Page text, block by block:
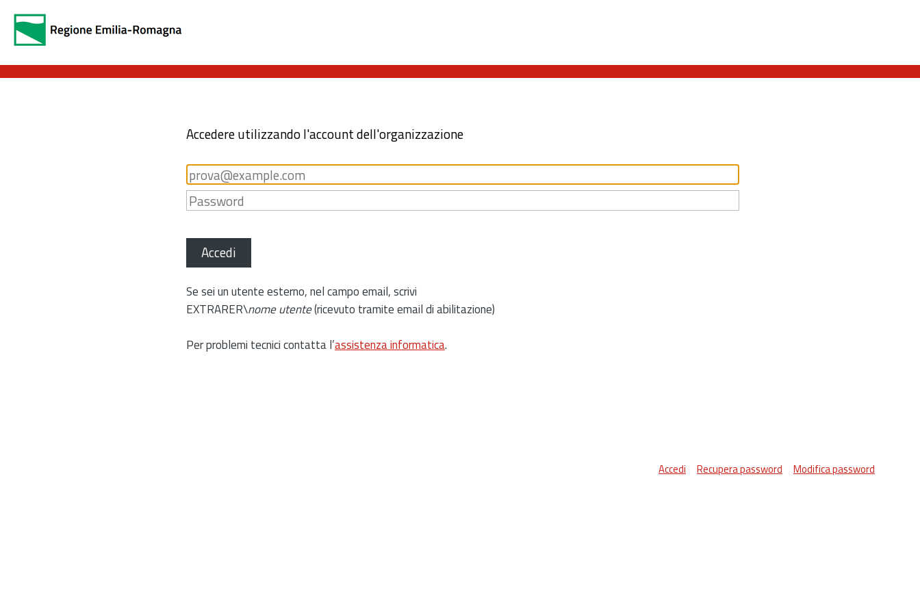
Accedere utilizzando l'account dell'organizzazione
Accedi
Se sei un utente esterno, nel campo email, scrivi
EXTRARER\nome utente(ricevuto tramite email di abilitazione)
Per problemi tecnici contatta l’assistenza informatica.
Accedi Recupera password Modifica password